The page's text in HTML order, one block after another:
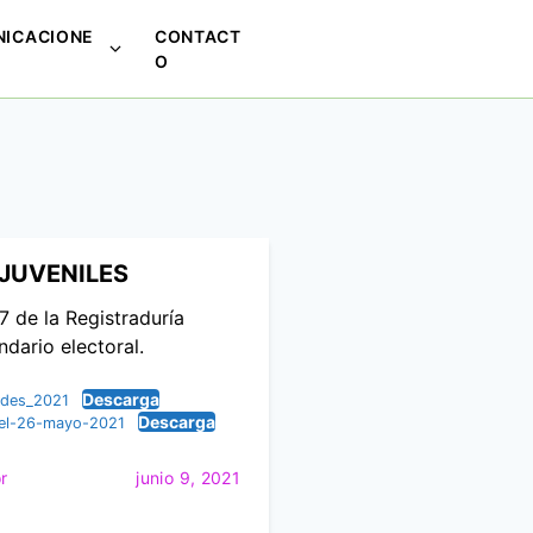
s
u
b
m
n
ú
CONTACT
O
de la Registraduría
electoral.
Descarga
26-mayo-2021 Descarga
junio 9, 2021